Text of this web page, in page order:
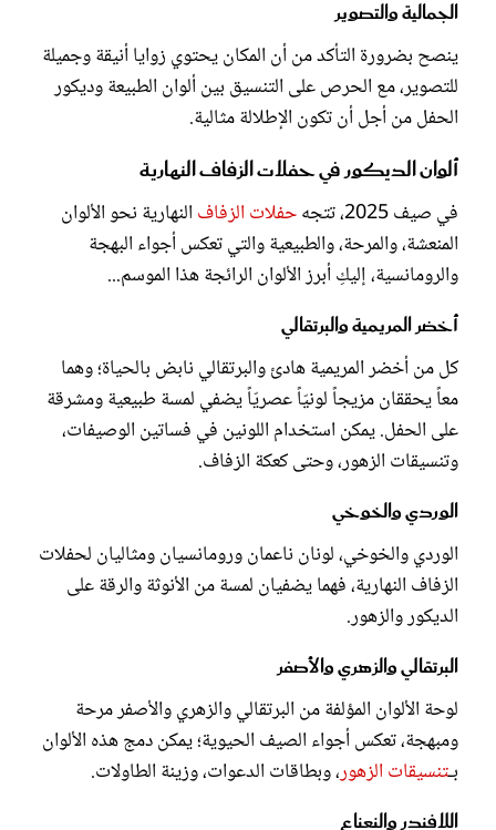
الجمالية والتصوير
ينصح بضرورة التأكد من أن المكان يحتوي زوايا أنيقة وجميلة
للتصوير، مع الحرص على التنسيق بين ألوان الطبيعة وديكور
الحفل من أجل أن تكون الإطلالة مثالية.
ألوان الديكور في حفلات الزفاف النهارية
في صيف 2025، تتجه
حفلات الزفاف النهارية نحو الألوان
المنعشة، والمرحة، والطبيعية والتي تعكس أجواء البهجة
والرومانسية، إليكِ أبرز الألوان الرائجة هذا الموسم...
أخضر المريمية والبرتقالي
كل من أخضر المريمية هادئ والبرتقالي نابض بالحياة؛ وهما
معاً يحققان مزيجاً لونيّاً عصريّاً يضفي لمسة طبيعية ومشرقة
على الحفل. يمكن استخدام اللونين في فساتين الوصيفات،
وتنسيقات الزهور، وحتى كعكة الزفاف.
الوردي والخوخي
الوردي والخوخي، لونان ناعمان ورومانسيان ومثاليان لحفلات
الزفاف النهارية، فهما يضفيان لمسة من الأنوثة والرقة على
الديكور والزهور.
البرتقالي والزهري والأصفر
لوحة الألوان المؤلفة من البرتقالي والزهري والأصفر مرحة
ومبهجة، تعكس أجواء الصيف الحيوية؛ يمكن دمج هذه الألوان
بـتنسيقات الزهور، وبطاقات الدعوات، وزينة الطاولات.
اللافندر والنعناع